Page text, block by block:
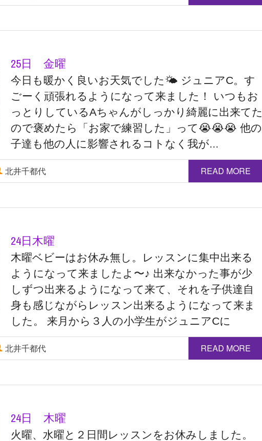
25日 金曜
今日も暖かく良いお天気でした🌤 ジュニアC。す
ごーく頑張れるようになって来ました！ いつもお
っとりしているAちゃんがしっかり綺麗に出来てた
ので褒めたら「お家で練習した」って😭😭😭 他の
子達も他の人に影響されるコトなく我が...
北井千都代 READ MORE
24日木曜
木曜ベビーはお休み無し。レッスンに集中出来る
ようになって来ましたよ〜♪ 出来なかった事が少
しずつ出来るようになって来て、それを子供達自
身も感じながらレッスン出来るようになって来ま
した。 来月から３人の小学生がジュニアCに
北井千都代 READ MORE
24日 木曜
火曜、水曜と２日間レッスンをお休みしました。